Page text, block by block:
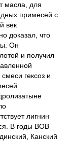
масла, для
примесей с
век
доказал, что
Он
и получил
гексоз и
лигнин
В годы ВОВ
Канский